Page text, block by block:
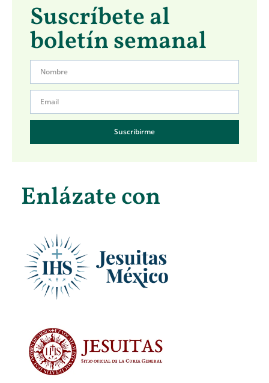
Suscríbete al
boletín semanal
Suscribirme
Enlázate con